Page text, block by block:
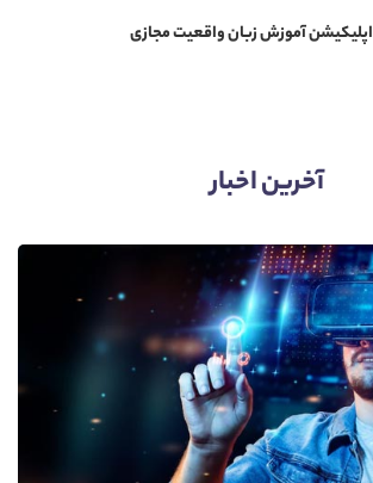
اپلیکیشن آموزش زبان واقعیت مجازی
آخرین اخبار​